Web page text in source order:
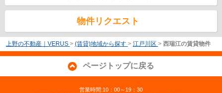
物件リクエスト
上野の不動産｜VERUS > (賃貸)地域から探す > 江戸川区 > 西瑞江の賃貸物件
ページトップに戻る
営業時間:10：00～19：30